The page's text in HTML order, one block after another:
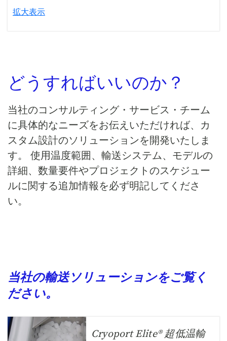
拡大表示
どうすればいいのか？
当社のコンサルティング・サービス・チーム
に具体的なニーズをお伝えいただければ、カ
スタム設計のソリューションを開発いたしま
す。 使用温度範囲、輸送システム、モデルの
詳細、数量要件やプロジェクトのスケジュー
ルに関する追加情報を必ず明記してくださ
い。
当社の輸送ソリューションをご覧く
ださい。
Cryoport Elite® 超低温輸